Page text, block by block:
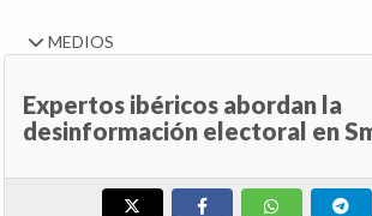
MEDIOS
Expertos ibéricos abordan la
desinformación electoral en